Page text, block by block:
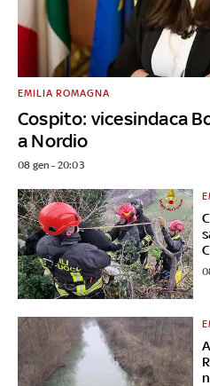
Cospito: vicesindaca
a Nordio
EMILIA ROMAGNA
08 gen - 20:03